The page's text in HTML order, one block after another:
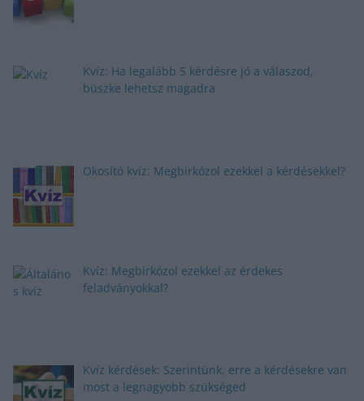
Kvíz: Ha legalább 5 kérdésre jó a válaszod,
büszke lehetsz magadra
Okosító kvíz: Megbirkózol ezekkel a kérdésekkel?
Kvíz: Megbirkózol ezekkel az érdekes
feladványokkal?
Kvíz kérdések: Szerintünk, erre a kérdésekre van
most a legnagyobb szükséged